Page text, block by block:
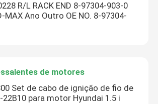
R/L RACK END 8-97304-903-0
MAX Ano Outro OE NO. 8-97304-
de motores
Set de cabo de ignição de fio de
para motor Hyundai 1.5 i